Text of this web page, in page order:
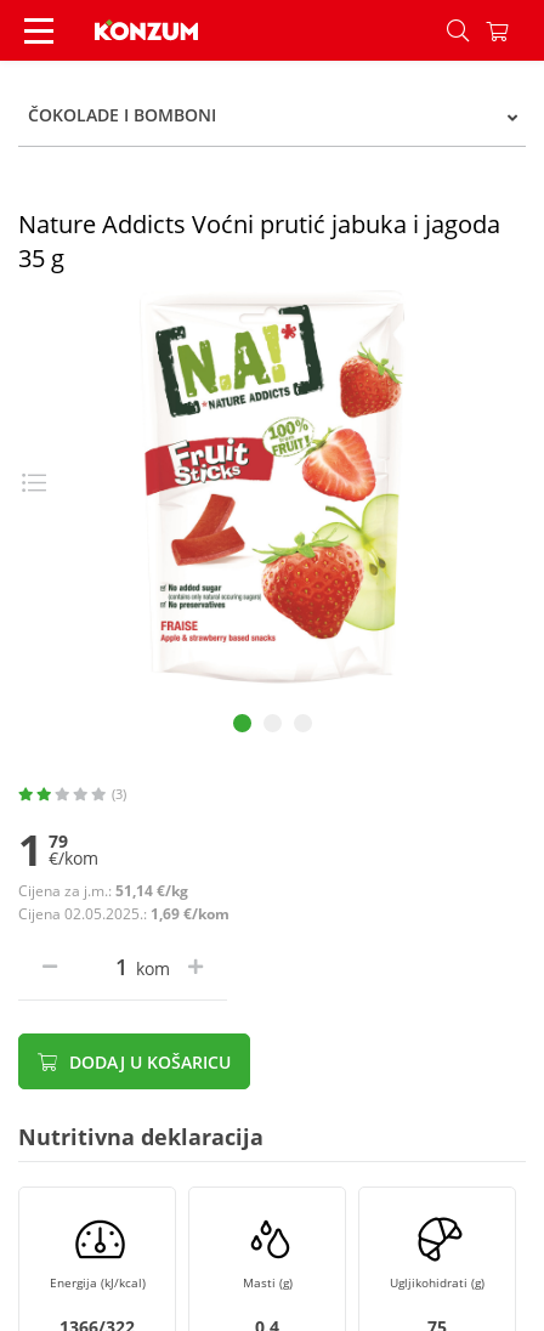
Nature Addicts Voćni prutić jabuka i jagoda 35 g
ČOKOLADE I BOMBONI
Nature Addicts Voćni prutić jabuka i jagoda
35 g
(3)
1 79
€/kom
Cijena za j.m.: 51,14 €/kg
Cijena 02.05.2025.: 1,69 €/kom
kom
DODAJ U KOŠARICU
Nutritivna deklaracija
Energija (kJ/kcal) Masti (g) Ugljikohidrati (g)